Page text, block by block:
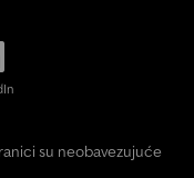
su neobavezujuće